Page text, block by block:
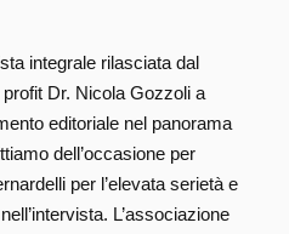
integrale rilasciata dal
Dr. Nicola Gozzoli a
editoriale nel panorama
dell’occasione per
per l’elevata serietà e
L’associazione